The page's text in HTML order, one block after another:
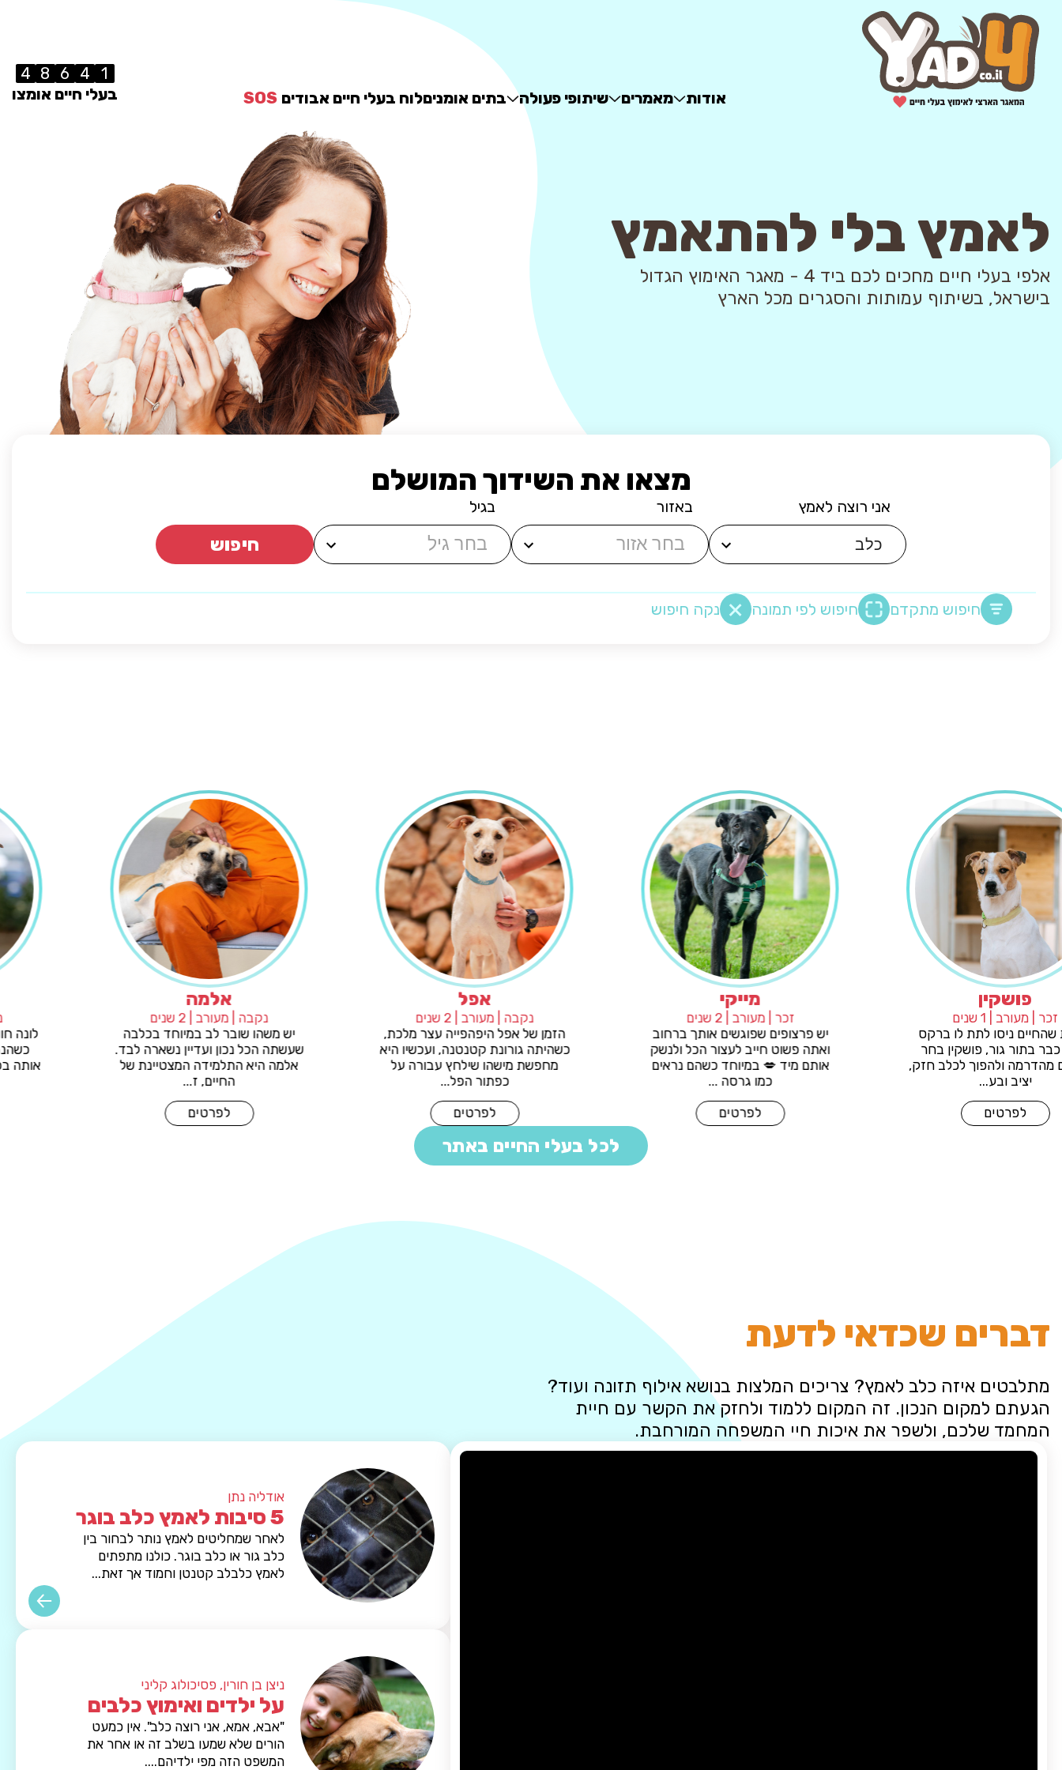
אודות מאמרים שיתופי פעולה בתים אומניםלוח בעלי חיים אבודים SOS
1
4
6
8
4
בעלי חיים אומצו
לאמץ בלי להתאמץ
אלפי בעלי חיים מחכים לכם ביד 4 - מאגר האימוץ הגדול
בישראל, בשיתוף עמותות והסגרים מכל הארץ
מצאו את השידוך המושלם
אני רוצה לאמץ באזור בגיל
חיפוש
חיפוש מתקדם חיפוש לפי תמונה נקה חיפוש
זכר | מעורב | 1 שנים
למרות שהחיים ניסו לתת לו ברקס
רציני כבר בתור גור, פושקין בחר
להתעלם מהדרמה ולהפוך לכלב חזק,
זכר | מעורב | 2 שנים
יש פרצופים שפוגשים אותך ברחוב
ואתה פשוט חייב לעצור הכל ולנשק
אותם מיד 💋 במיוחד כשהם נראים
נקבה | מעורב | 2 שנים
הזמן של אפל היפהפייה עצר מלכת,
כשהיתה גורונת קטנטנה, ועכשיו היא
מחפשת מישהו שילחץ עבורה על
נקבה | מעורב | 2 שנים
יש משהו שובר לב במיוחד בכלבה
שעשתה הכל נכון ועדיין נשארה לבד.
אלמה היא התלמידה המצטיינת של
לכל בעלי החיים באתר
דברים שכדאי לדעת
מתלבטים איזה כלב לאמץ? צריכים המלצות בנושא אילוף תזונה ועוד?
הגעתם למקום הנכון. זה המקום ללמוד ולחזק את הקשר עם חיית
המחמד שלכם, ולשפר את איכות חיי המשפחה המורחבת.
אודליה נתן
5 סיבות לאמץ כלב בוגר
לאחר שמחליטים לאמץ נותר לבחור בין
כלב גור או כלב בוגר. כולנו מתפתים
לאמץ כלבלב קטנטן וחמוד אך זאת...
ניצן בן חורין, פסיכולוג קליני
על ילדים ואימוץ כלבים
"אבא, אמא, אני רוצה כלב". אין כמעט
הורים שלא שמעו בשלב זה או אחר את
המשפט הזה מפי ילדיהם....